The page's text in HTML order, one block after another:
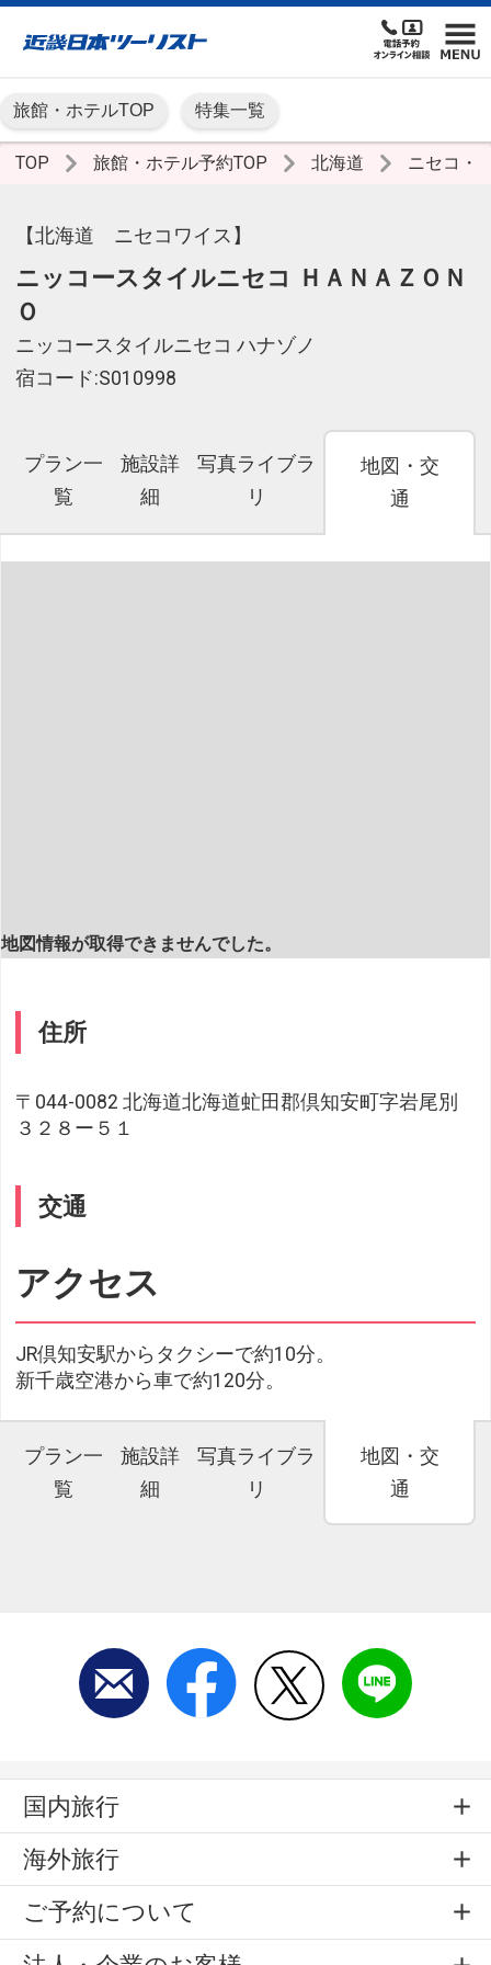
旅館・ホテルTOP 特集一覧
TOP 旅館・ホテル予約TOP 北海道 ニセコ・
【北海道 ニセコワイス】
ニッコースタイルニセコ ＨＡＮＡＺＯＮ
Ｏ
ニッコースタイルニセコ ハナゾノ
宿コード:S010998
プラン一
覧
施設詳
細
写真ライブラ
リ
地図・交
通
地図情報が取得できませんでした。
住所
〒044-0082 北海道北海道虻田郡倶知安町字岩尾別
３２８ー５１
交通
アクセス
JR倶知安駅からタクシーで約10分。
新千歳空港から車で約120分。
プラン一
覧
施設詳
細
写真ライブラ
リ
地図・交
通
国内旅行
海外旅行
ご予約について